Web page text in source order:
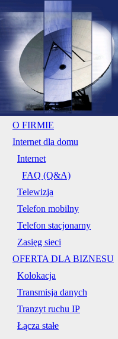
O FIRMIE
Internet dla domu
Internet
FAQ (Q&A)
Telewizja
Telefon mobilny
Telefon stacjonarny
Zasięg sieci
OFERTA DLA BIZNESU
Kolokacja
Transmisja danych
Tranzyt ruchu IP
Łącza stałe